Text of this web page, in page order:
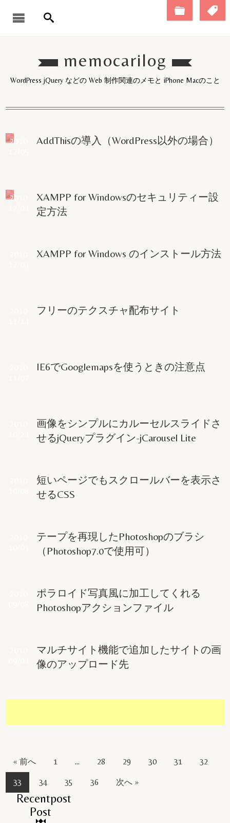
memocarilog
WordPress jQuery などの Web 制作関連のメモと iPhone Macのこと
2010
AddThisの導入（WordPress以外の場合）
2010
XAMPP for Windowsのセキュリティー設
定方法
XAMPP for Windows のインストール方法
フリーのテクスチャ配布サイト
IE6でGooglemapsを使うときの注意点
画像をシンプルにカルーセルスライドさ
せるjQueryプラグイン-jCarousel Lite
短いページでもスクロールバーを表示さ
せるCSS
テープを再現したPhotoshopのブラシ
（Photoshop7.0で使用可）
ポラロイド写真風に加工してくれる
Photoshopアクションファイル
マルチサイト機能で追加したサイトの画
像のアップロード先
« 前へ 1 … 28 29 30 31 32
33 34 35 36 次へ »
Recentpost
Post